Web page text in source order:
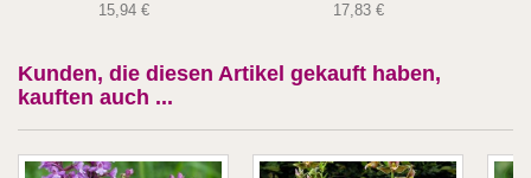
15,94 € 17,83 €
Kunden, die diesen Artikel gekauft haben,
kauften auch ...